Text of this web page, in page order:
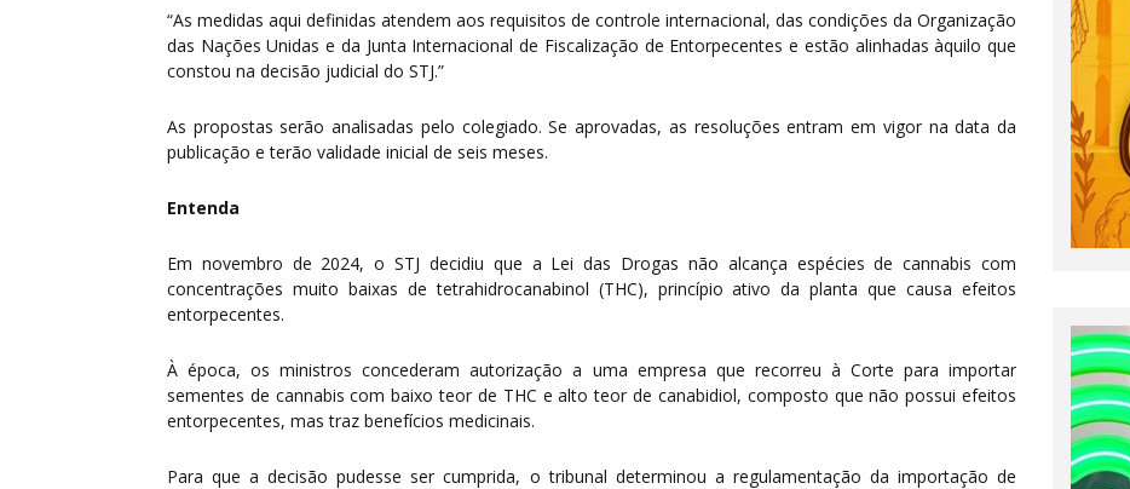
“As medidas aqui definidas atendem aos requisitos de controle internacional, das condições da Organização
das Nações Unidas e da Junta Internacional de Fiscalização de Entorpecentes e estão alinhadas àquilo que
constou na decisão judicial do STJ.”
As propostas serão analisadas pelo colegiado. Se aprovadas, as resoluções entram em vigor na data da
publicação e terão validade inicial de seis meses.
Entenda
Em novembro de 2024, o STJ decidiu que a Lei das Drogas não alcança espécies de cannabis com
concentrações muito baixas de tetrahidrocanabinol (THC), princípio ativo da planta que causa efeitos
entorpecentes.
À época, os ministros concederam autorização a uma empresa que recorreu à Corte para importar
sementes de cannabis com baixo teor de THC e alto teor de canabidiol, composto que não possui efeitos
entorpecentes, mas traz benefícios medicinais.
Para que a decisão pudesse ser cumprida, o tribunal determinou a regulamentação da importação de